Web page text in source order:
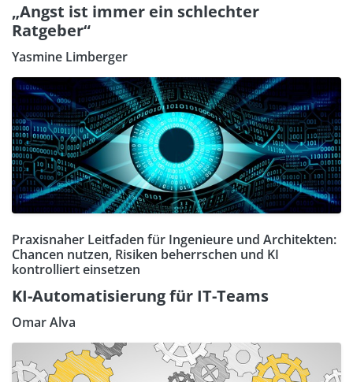
„Angst ist immer ein schlechter
Ratgeber“
Yasmine Limberger
Praxisnaher Leitfaden für Ingenieure und Architekten:
Chancen nutzen, Risiken beherrschen und KI
kontrolliert einsetzen
KI-Automatisierung für IT-Teams
Omar Alva